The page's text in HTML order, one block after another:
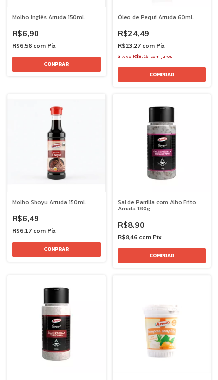
Molho Inglês Arruda 150mL
R$6,90
R$6,56 com Pix
Óleo de Pequi Arruda 60mL
R$24,49
R$23,27 com Pix
3 x de R$8,16 sem juros
Molho Shoyu Arruda 150mL
R$6,49
R$6,17 com Pix
Sal de Parrilla com Alho Frito
Arruda 180g
R$8,90
R$8,46 com Pix